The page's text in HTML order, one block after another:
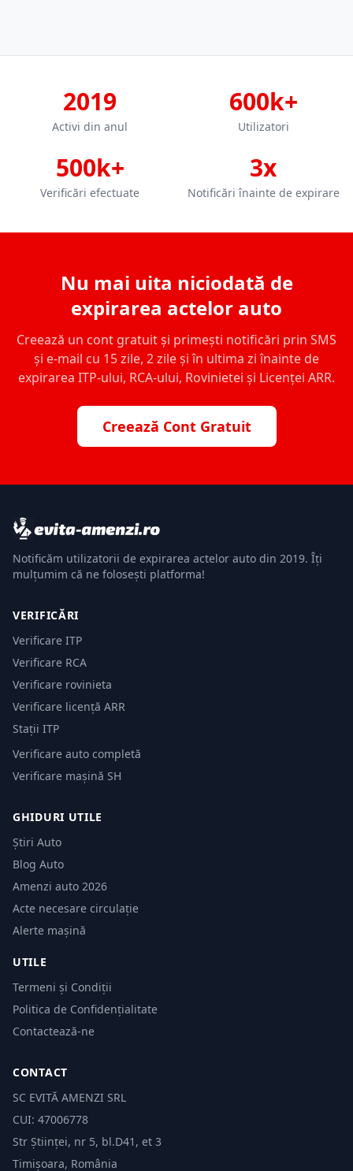
2019
Activi din anul
600k+
Utilizatori
500k+
Verificări efectuate
3x
Notificări înainte de expirare
Nu mai uita niciodată de
expirarea actelor auto
Creează un cont gratuit și primești notificări prin SMS
și e-mail cu 15 zile, 2 zile și în ultima zi înainte de
expirarea ITP-ului, RCA-ului, Rovinietei și Licenței ARR.
Creează Cont Gratuit
Notificăm utilizatorii de expirarea actelor auto din 2019. Îți
mulțumim că ne folosești platforma!
VERIFICĂRI
Verificare ITP
Verificare RCA
Verificare rovinieta
Verificare licență ARR
Stații ITP
Verificare auto completă
Verificare mașină SH
GHIDURI UTILE
Știri Auto
Blog Auto
Amenzi auto 2026
Acte necesare circulație
Alerte mașină
UTILE
Termeni și Condiții
Politica de Confidențialitate
Contactează-ne
CONTACT
SC EVITĂ AMENZI SRL
CUI: 47006778
Str Științei, nr 5, bl.D41, et 3
Timișoara, România